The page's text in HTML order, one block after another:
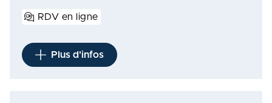
RDV en ligne
Plus d'infos